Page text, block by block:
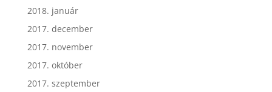
2018. január
2017. december
2017. november
2017. október
2017. szeptember